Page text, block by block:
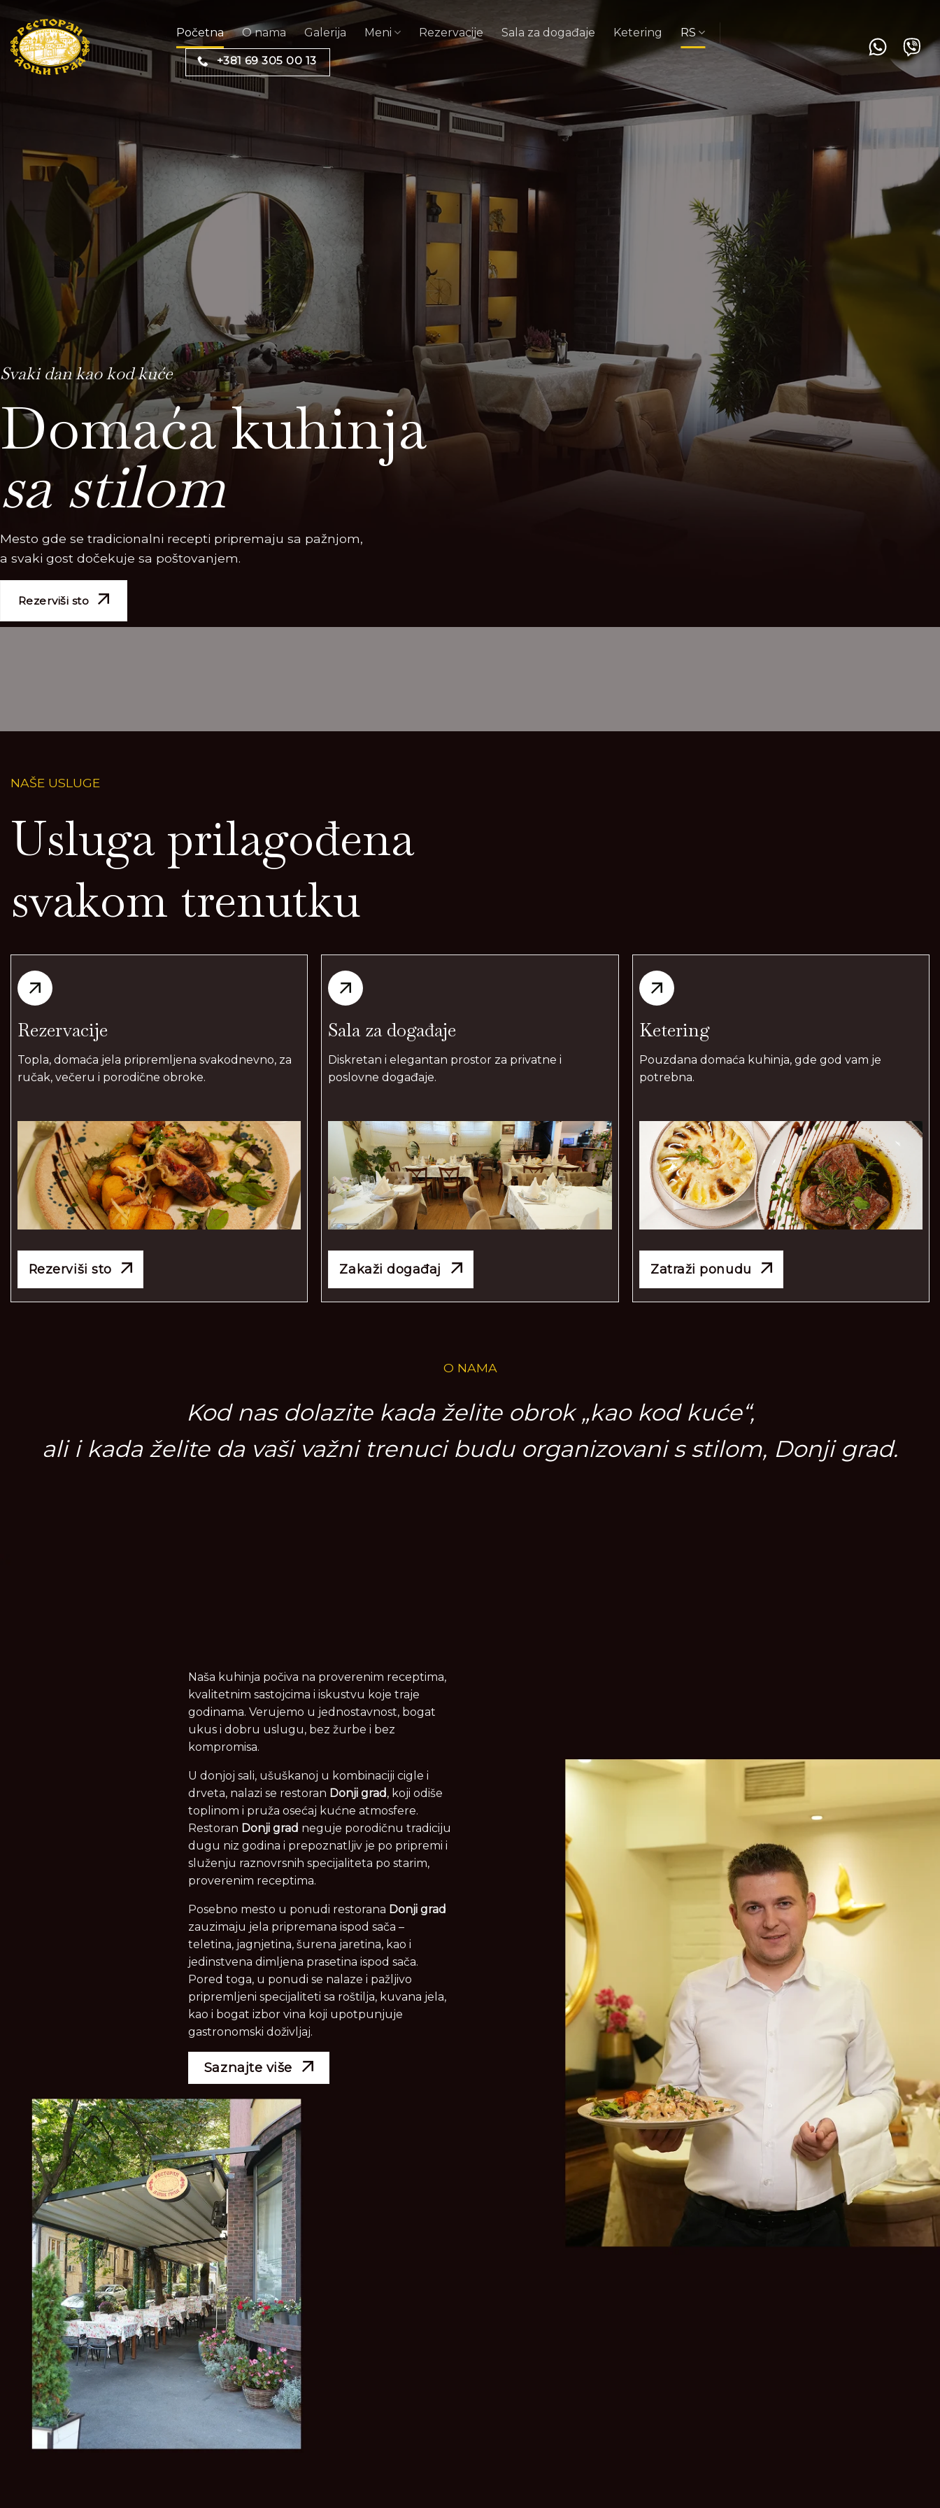
sadržaj
Početna O nama Galerija Meni Rezervacije Sala za događaje Ketering RS
+381 69 305 00 13
Svaki dan kao kod kuće
Domaća kuhinja
sa stilom
Mesto gde se tradicionalni recepti pripremaju sa pažnjom,
a svaki gost dočekuje sa poštovanjem.
Rezerviši sto
NAŠE USLUGE
Usluga prilagođena
svakom trenutku
Rezervacije
Topla, domaća jela pripremljena svakodnevno, za
ručak, večeru i porodične obroke.
Rezerviši sto
Sala za događaje
Diskretan i elegantan prostor za privatne i
poslovne događaje.
Zakaži događaj
Ketering
Pouzdana domaća kuhinja, gde god vam je
potrebna.
Zatraži ponudu
O NAMA
Kod nas dolazite kada želite obrok „kao kod kuće“,
ali i kada želite da vaši važni trenuci budu organizovani s stilom, Donji grad.
Naša kuhinja počiva na proverenim receptima,
kvalitetnim sastojcima i iskustvu koje traje
godinama. Verujemo u jednostavnost, bogat
ukus i dobru uslugu, bez žurbe i bez
kompromisa.
U donjoj sali, ušuškanoj u kombinaciji cigle i
drveta, nalazi se restoran Donji grad, koji odiše
toplinom i pruža osećaj kućne atmosfere.
Restoran Donji grad neguje porodičnu tradiciju
dugu niz godina i prepoznatljiv je po pripremi i
služenju raznovrsnih specijaliteta po starim,
proverenim receptima.
Posebno mesto u ponudi restorana Donji grad
zauzimaju jela pripremana ispod sača –
teletina, jagnjetina, šurena jaretina, kao i
jedinstvena dimljena prasetina ispod sača.
Pored toga, u ponudi se nalaze i pažljivo
pripremljeni specijaliteti sa roštilja, kuvana jela,
kao i bogat izbor vina koji upotpunjuje
gastronomski doživljaj.
Saznajte više